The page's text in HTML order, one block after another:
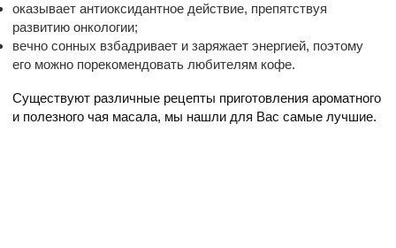
оказывает антиоксидантное действие, препятствуя
развитию онкологии;
вечно сонных взбадривает и заряжает энергией, поэтому
его можно порекомендовать любителям кофе.
Существуют различные рецепты приготовления ароматного
и полезного чая масала, мы нашли для Вас самые лучшие.